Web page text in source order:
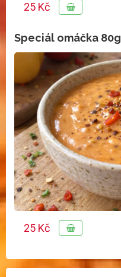
25 Kč
Speciál omáčka 80g
25 Kč